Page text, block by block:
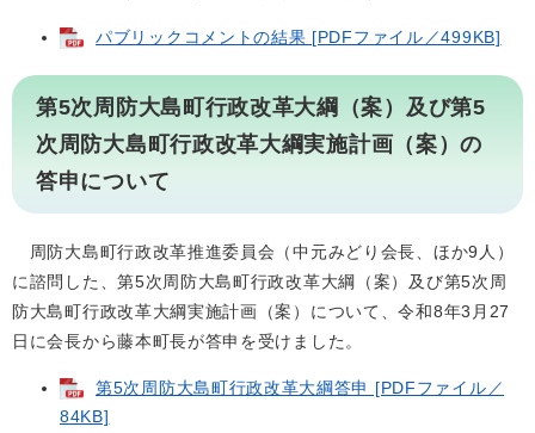
パブリックコメントの結果 [PDFファイル／499KB]
第5次周防大島町行政改革大綱（案）及び第5
次周防大島町行政改革大綱実施計画（案）の
答申について
周防大島町行政改革推進委員会（中元みどり会長、ほか9人）
に諮問した、第5次周防大島町行政改革大綱（案）及び第5次周
防大島町行政改革大綱実施計画（案）について、令和8年3月27
日に会長から藤本町長が答申を受けました。
第5次周防大島町行政改革大綱答申 [PDFファイル／
84KB]